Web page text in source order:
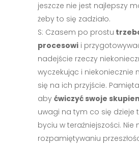
jeszcze nie jest najlepszy
żeby to się zadziało.
S: Czasem po prostu
procesowi i
nadejście rzeczy
wyczekując i niekoniecznie
się na ich przyjście.
aby ćwiczyć swoje
uwagi na tym co się dzieje
byciu w teraźniejszości. Nie
rozpamiętywaniu